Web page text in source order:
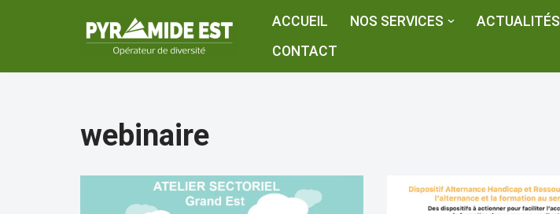
ACCUEIL NOS SERVICES ACTUALITÉS
CONTACT
webinaire